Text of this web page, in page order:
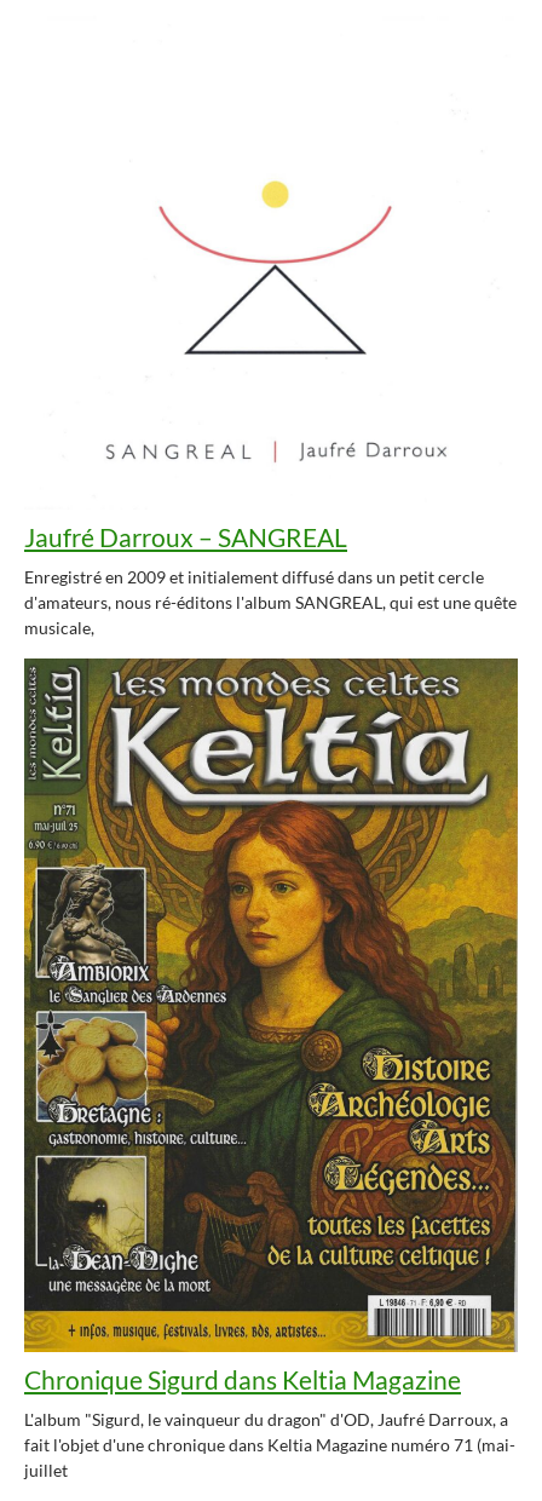
Jaufré Darroux – SANGREAL
Enregistré en 2009 et initialement diffusé dans un petit cercle
d'amateurs, nous ré-éditons l'album SANGREAL, qui est une quête
musicale,
Chronique Sigurd dans Keltia Magazine
L'album "Sigurd, le vainqueur du dragon" d'OD, Jaufré Darroux, a
fait l'objet d'une chronique dans Keltia Magazine numéro 71 (mai-
juillet